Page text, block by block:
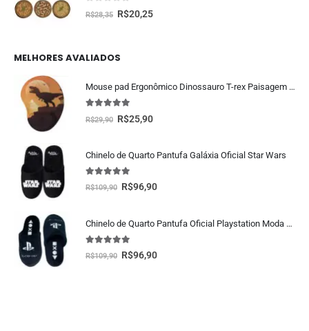
fora de 5
R$28,35 R$20,25
MELHORES AVALIADOS
Mouse pad Ergonômico Dinossauro T-rex Paisagem Presente Criativo Geek
fora de 5
R$29,90 R$25,90
Chinelo de Quarto Pantufa Galáxia Oficial Star Wars
5.00 fora de 5
R$109,90 R$96,90
Chinelo de Quarto Pantufa Oficial Playstation Moda Geek
5.00 fora de 5
R$109,90 R$96,90